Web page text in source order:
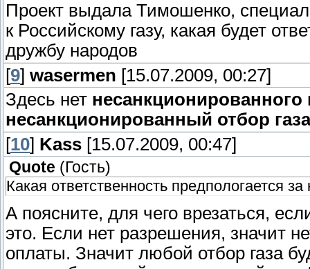
Проект выдала Тимошенко,
к Российскому газу, какая будет
дружбу народов
[9] wasermen [15.07.2009, 00:27]
Здесь нет несанкционированного
несанкционированный отбор
[10] Kass [15.07.2009, 00:47]
Quote ( Гость)
Какая ответственность предпологается
А поясните, для чего врезаться,
это. Если нет разрешения, значит
оплаты. Значит любой отбор газа